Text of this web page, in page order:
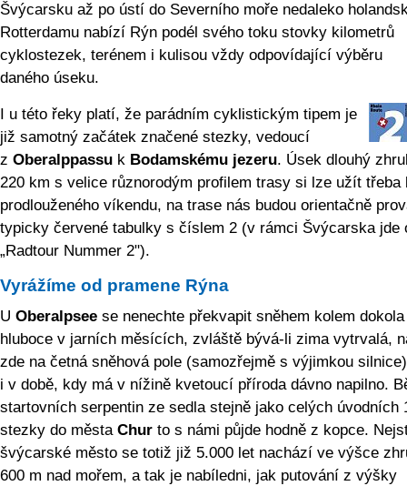
Švýcarsku až po ústí do Severního moře nedaleko
Rotterdamu nabízí Rýn podél svého toku stovky kilometrů
cyklostezek, terénem i kulisou vždy odpovídající výběru
daného úseku.
I u této řeky platí, že parádním cyklistickým tipem je
již samotný začátek značené stezky, vedoucí
z Oberalppassu k Bodamskému jezeru. Úsek dlouhý
220 km s velice různorodým profilem trasy si lze užít třeba
prodlouženého víkendu, na trase nás budou orientačně
typicky červené tabulky s číslem 2 (v rámci Švýcarska jde
„Radtour Nummer 2").
Vyrážíme od pramene Rýna
U Oberalpsee se nenechte překvapit sněhem kolem
hluboce v jarních měsících, zvláště bývá-li zima vytrvalá,
zde na četná sněhová pole (samozřejmě s výjimkou silnice)
i v době, kdy má v nížině kvetoucí příroda dávno napilno.
startovních serpentin ze sedla stejně jako celých úvodních
stezky do města Chur to s námi půjde hodně z kopce.
švýcarské město se totiž již 5.000 let nachází ve výšce
600 m nad mořem, a tak je nabíledni, jak putování z výšky